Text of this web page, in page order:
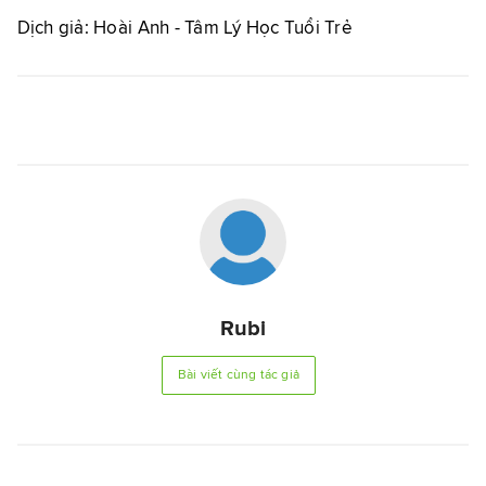
Dịch giả: Hoài Anh - Tâm Lý Học Tuổi Trẻ
Rubi
Bài viết cùng tác giả